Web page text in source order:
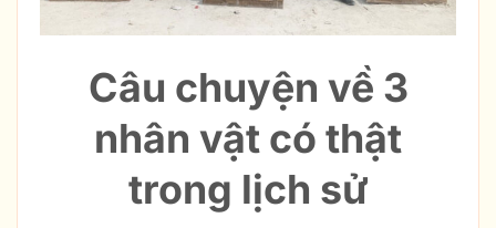
Câu chuyện về 3
nhân vật có thật
trong lịch sử